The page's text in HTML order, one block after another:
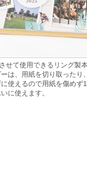
せて使用できるリング製
は、用紙を切り取ったり
使えるので用紙を傷めず
に使えます。